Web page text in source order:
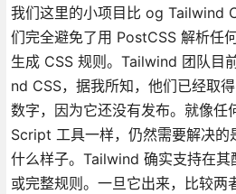
我们这里的小项目比 og Tailwind
们完全避免了用 PostCSS 解析任
生成 CSS 规则。Tailwind 团队目
nd CSS，据我所知，他们已经取
数字，因为它还没有发布。就像
Script 工具一样，仍然需要解决的
什么样子。Tailwind 确实支持在其
或完整规则。一旦它出来，比较两